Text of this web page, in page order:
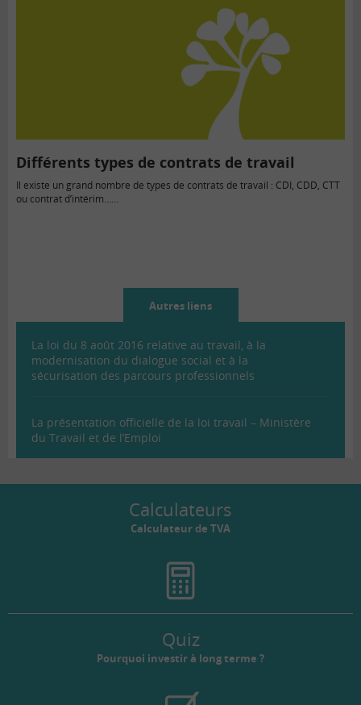
Différents types de contrats de travail
Il existe un grand nombre de types de contrats de travail : CDI, CDD, CTT
ou contrat d’intérim……
Autres liens
La loi du 8 août 2016 relative au travail, à la
modernisation du dialogue social et à la
sécurisation des parcours professionnels
La présentation officielle de la loi travail – Ministère
du Travail et de l’Emploi
Calculateurs
Calculateur de TVA
Quiz
Pourquoi investir à long terme ?